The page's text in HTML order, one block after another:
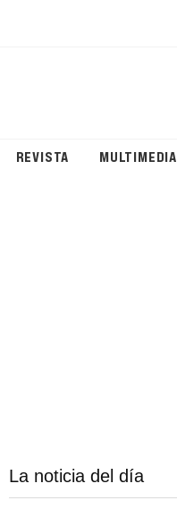
REVISTA MULTIMEDIA
La noticia del día